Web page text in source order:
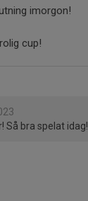
imorgon!
cup!
Så bra spelat idag!